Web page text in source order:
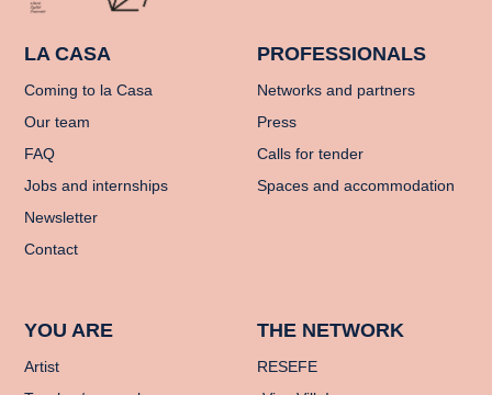
LA CASA
Coming to la Casa
Our team
FAQ
Jobs and internships
Newsletter
Contact
PROFESSIONALS
Networks and partners
Press
Calls for tender
Spaces and accommodation
YOU ARE
Artist
THE NETWORK
RESEFE